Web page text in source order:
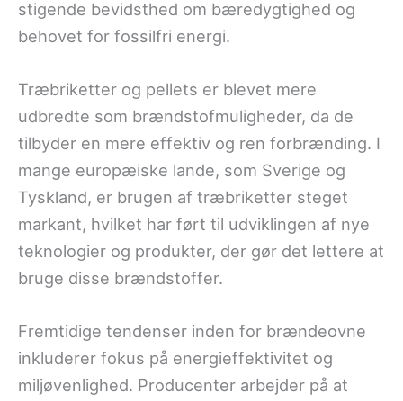
stigende bevidsthed om bæredygtighed og
behovet for fossilfri energi.
Træbriketter og pellets er blevet mere
udbredte som brændstofmuligheder, da de
tilbyder en mere effektiv og ren forbrænding. I
mange europæiske lande, som Sverige og
Tyskland, er brugen af træbriketter steget
markant, hvilket har ført til udviklingen af nye
teknologier og produkter, der gør det lettere at
bruge disse brændstoffer.
Fremtidige tendenser inden for brændeovne
inkluderer fokus på energieffektivitet og
miljøvenlighed. Producenter arbejder på at